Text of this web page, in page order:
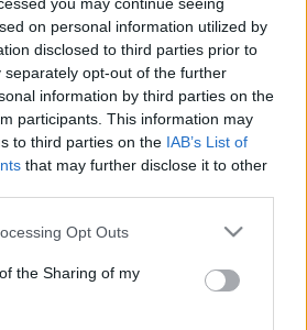
you may continue seeing
on personal information utilized by
disclosed to third parties prior to
separately opt-out of the further
information by third parties on the
participants. This information may
to third parties on the IAB’s List of
that may further disclose it to other
app uses one or more Google
or usage behaviour. You may click to
Google and its third-party tags to
specified purposes in below Google
Opt Outs
the Sharing of my